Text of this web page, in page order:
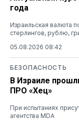
года
Израильская валюта
стерлингов, рублю,
05.08.2026 08:42
БЕЗОПАСНОСТЬ
В Израиле
ПРО «Хец»
При испытаниях
агентства MDA